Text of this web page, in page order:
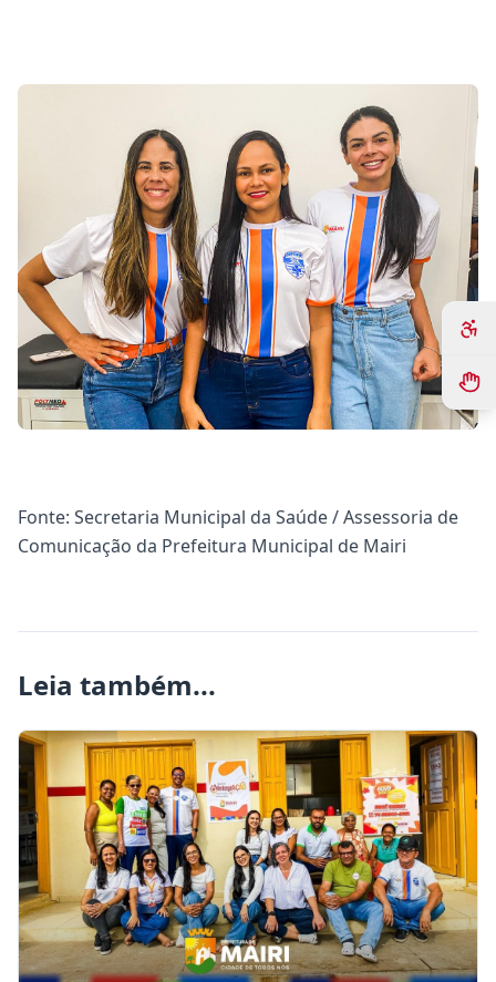
Fonte: Secretaria Municipal da Saúde / Assessoria de
Comunicação da Prefeitura Municipal de Mairi
Leia também...